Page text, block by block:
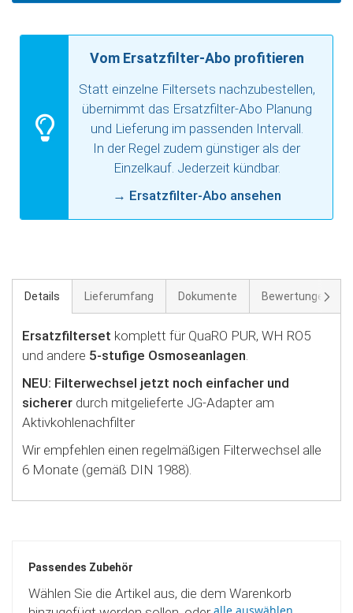
Vom Ersatzfilter-Abo profitieren
Statt einzelne Filtersets nachzubestellen,
übernimmt das Ersatzfilter-Abo Planung
und Lieferung im passenden Intervall.
In der Regel zudem günstiger als der
Einzelkauf. Jederzeit kündbar.
→ Ersatzfilter-Abo ansehen
Details Lieferumfang Dokumente Bewertungen
Ersatzfilterset komplett für QuaRO PUR, WH RO5
und andere 5-stufige Osmoseanlagen
NEU: Filterwechsel jetzt noch einfacher und
sicherer durch mitgelieferte JG-Adapter am
Aktivkohlenachfilter
Wir empfehlen einen regelmäßigen Filterwechsel alle
6 Monate (gemäß DIN 1988).
Passendes Zubehör
Wählen Sie die Artikel aus, die dem Warenkorb